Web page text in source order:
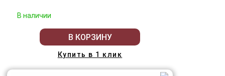
В наличии
В КОРЗИНУ
Купить в 1 клик